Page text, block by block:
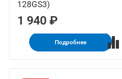
128GS3)
1 940 ₽
Подробнее